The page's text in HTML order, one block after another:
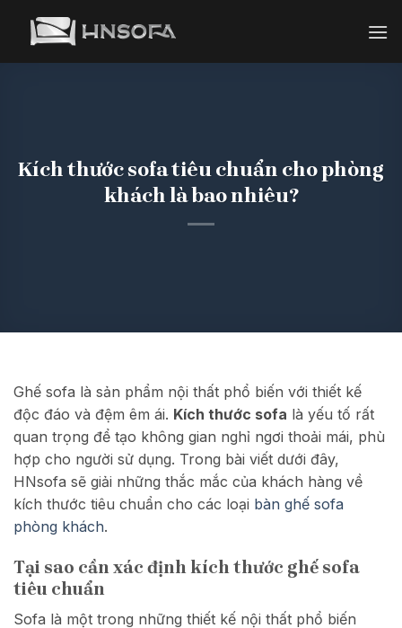
Kích thước sofa tiêu chuẩn cho phòng
khách là bao nhiêu?
Ghế sofa là sản phẩm nội thất phổ biến với thiết kế
độc đáo và đệm êm ái. Kích thước sofa là yếu tố rất
quan trọng để tạo không gian nghỉ ngơi thoải mái, phù
hợp cho người sử dụng. Trong bài viết dưới đây,
HNsofa sẽ giải những thắc mắc của khách hàng về
kích thước tiêu chuẩn cho các loại bàn ghế sofa
phòng khách.
Tại sao cần xác định kích thước ghế sofa
tiêu chuẩn
Sofa là một trong những thiết kế nội thất phổ biến